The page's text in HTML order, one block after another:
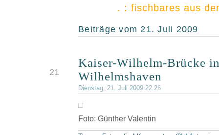
. : fischbares aus
Beiträge vom 21. Juli 2009
21
Kaiser-Wilhelm-Brücke
Wilhelmshaven
Dienstag, 21. Juli 2009 22:26
Foto: Günther Valentin